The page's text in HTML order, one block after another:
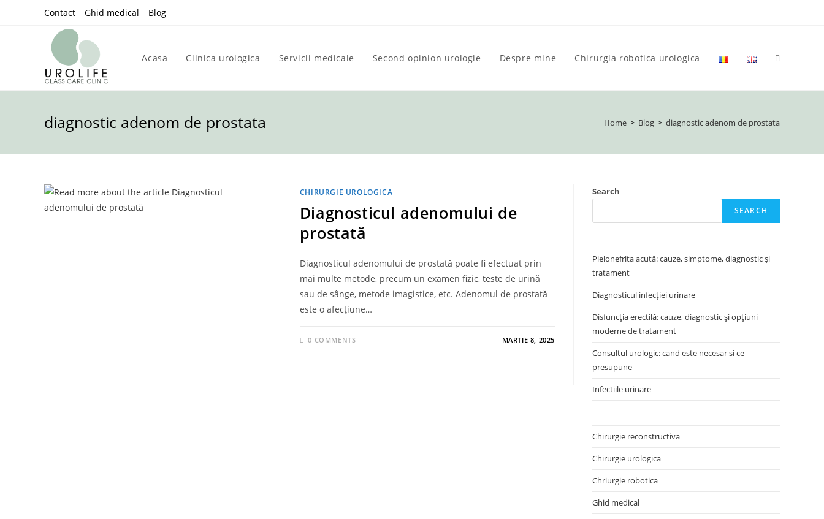
Contact Ghid medical Blog
Acasa Clinica urologica Servicii medicale Second opinion urologie Despre mine Chirurgia robotica urologica Toggle
website
diagnostic adenom de prostata Home > Blog > diagnostic adenom de prostata
CHIRURGIE UROLOGICA
Diagnosticul adenomului de
prostată
Diagnosticul adenomului de prostată poate fi efectuat prin
mai multe metode, precum un examen fizic, teste de urină
sau de sânge, metode imagistice, etc. Adenomul de prostată
este o afecțiune…
0 COMMENTS MARTIE 8, 2025
Search
SEARCH
Pielonefrita acută: cauze, simptome, diagnostic și
tratament
Diagnosticul infecției urinare
Disfuncția erectilă: cauze, diagnostic și opțiuni
moderne de tratament
Consultul urologic: cand este necesar si ce
presupune
Infectiile urinare
Chirurgie reconstructiva
Chirurgie urologica
Chriurgie robotica
Ghid medical